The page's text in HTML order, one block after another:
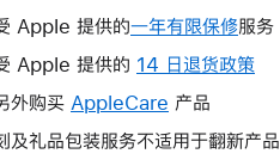
Apple 提供的一年有限保修此
操
打
服务
Apple 提供的 14 日退货政策
将
外购买 AppleCare 此
操
产品
及礼品包装服务不适用于翻新产品